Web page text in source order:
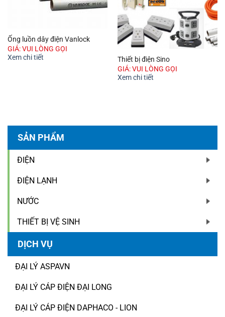
SẢN PHẨM
ĐIỆN
ĐIỆN LẠNH
NƯỚC
THIẾT BỊ VỆ SINH
DỊCH VỤ
ĐẠI LÝ ASPAVN
ĐẠI LÝ CÁP ĐIỆN ĐẠI LONG
ĐẠI LÝ CÁP ĐIỆN DAPHACO - LION
Ống luồn dây điện Vanlock
GIÁ: VUI LÒNG GỌI
Xem chi tiết
Thiết bị điện Sino
GIÁ: VUI LÒNG GỌI
Xem chi tiết